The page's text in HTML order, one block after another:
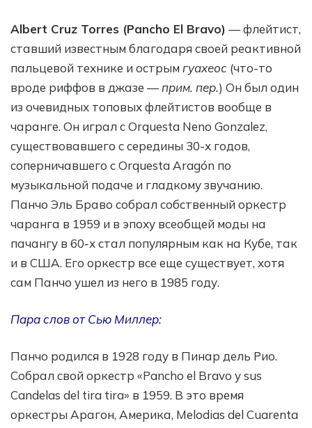
Albert Cruz Torres (Pancho El Bravo) — флейтист,
ставший известным благодаря своей реактивной
пальцевой технике и острым гуахеос (что-то
вроде риффов в джазе —прим. пер.) Он был один
из очевидных топовых флейтистов вообще в
чаранге. Он играл с Orquesta Neno Gonzalez,
существовавшего с середины 30-х годов,
соперничавшего с Orquesta Aragón по
музыкальной подаче и гладкому звучанию.
Панчо Эль Браво собрал собственный оркестр
чаранга в 1959 и в эпоху всеобщей моды на
пачангу в 60-х стал популярным как на Кубе, так
и в США. Его оркестр все еще существует, хотя
сам Панчо ушел из него в 1985 году.
Пара слов от Сью Миллер:
Панчо родился в 1928 году в Пинар дель Рио.
Собрал свой оркестр «Pancho el Bravo y sus
Candelas del tira tira» в 1959. В это время
оркестры Арагон, Америка, Melodias del Cuarenta